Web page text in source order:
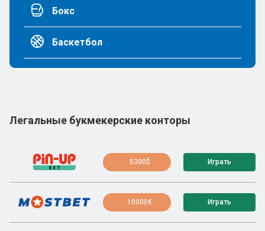
Бокс
Баскетбол
Легальные букмекерские конторы
5300$ Играть
10000€ Играть